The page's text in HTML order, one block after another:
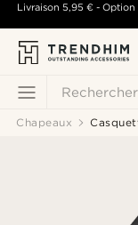
Rechercher
Livraison 5,95 €- Option
Chapeaux